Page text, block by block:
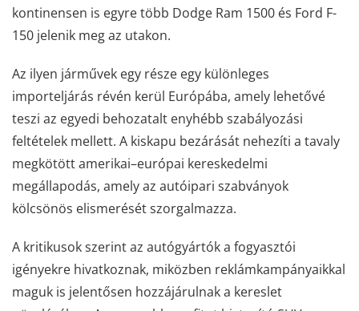
kontinensen is egyre több Dodge Ram 1500 és Ford F-
150 jelenik meg az utakon.
Az ilyen járművek egy része egy különleges
importeljárás révén kerül Európába, amely lehetővé
teszi az egyedi behozatalt enyhébb szabályozási
feltételek mellett. A kiskapu bezárását nehezíti a tavaly
megkötött amerikai–európai kereskedelmi
megállapodás, amely az autóipari szabványok
kölcsönös elismerését szorgalmazza.
A kritikusok szerint az autógyártók a fogyasztói
igényekre hivatkoznak, miközben reklámkampányaikkal
maguk is jelentősen hozzájárulnak a kereslet